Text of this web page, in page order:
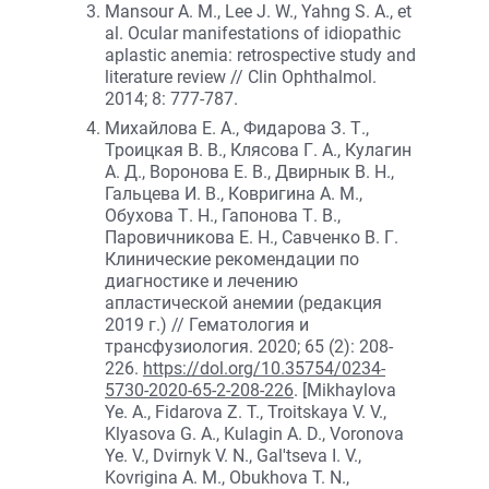
Mansour A. M., Lee J. W., Yahng S. A., et
al. Ocular manifestations of idiopathic
aplastic anemia: retrospective study and
literature review // Clin Ophthalmol.
2014; 8: 777-787.
Михайлова Е. А., Фидарова З. Т.,
Троицкая В. В., Клясова Г. А., Кулагин
А. Д., Воронова Е. В., Двирнык В. Н.,
Гальцева И. В., Ковригина А. М.,
Обухова Т. Н., Гапонова Т. В.,
Паровичникова Е. Н., Савченко В. Г.
Клинические рекомендации по
диагностике и лечению
апластической анемии (редакция
2019 г.) // Гематология и
трансфузиология. 2020; 65 (2): 208-
226. https://dol.org/10.35754/0234-
5730-2020-65-2-208-226. [Mikhaylova
Ye. A., Fidarova Z. T., Troitskaya V. V.,
Klyasova G. A., Kulagin A. D., Voronova
Ye. V., Dvirnyk V. N., Gal'tseva I. V.,
Kovrigina A. M., Obukhova T. N.,